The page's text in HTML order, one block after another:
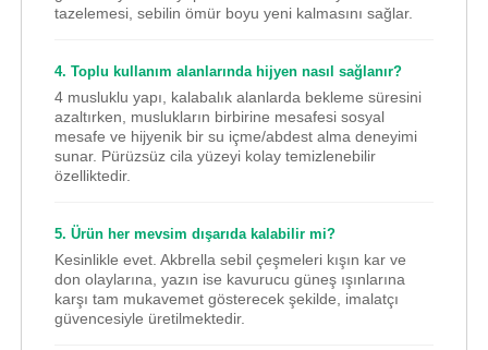
tazelemesi, sebilin ömür boyu yeni kalmasını sağlar.
4. Toplu kullanım alanlarında hijyen nasıl sağlanır?
4 musluklu yapı, kalabalık alanlarda bekleme süresini
azaltırken, muslukların birbirine mesafesi sosyal
mesafe ve hijyenik bir su içme/abdest alma deneyimi
sunar. Pürüzsüz cila yüzeyi kolay temizlenebilir
özelliktedir.
5. Ürün her mevsim dışarıda kalabilir mi?
Kesinlikle evet. Akbrella sebil çeşmeleri kışın kar ve
don olaylarına, yazın ise kavurucu güneş ışınlarına
karşı tam mukavemet gösterecek şekilde, imalatçı
güvencesiyle üretilmektedir.